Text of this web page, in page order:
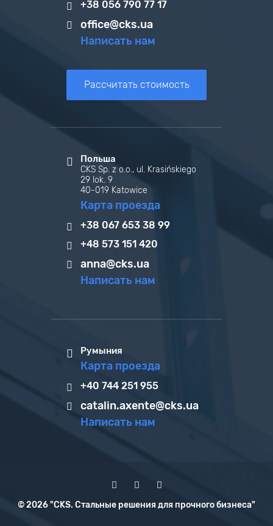
+38 056 790 77 17
office@cks.ua
Написать нам
Рассчитать стоимость
Польша
CKS Sp. z o.o., ul. Krasińskiego
29 lok. 9
40-019 Katowice
Карта проезда
+38 067 653 38 99
+48 573 151 420
anna@cks.ua
Написать нам
Румыния
Карта проезда
+40 744 251 955
catalin.axente@cks.ua
Написать нам
© 2026 "CKS. Стальные решения для прочного бизнеса"